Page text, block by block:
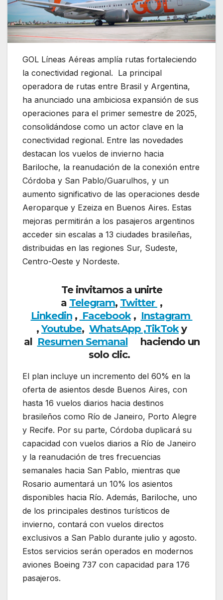
GOL Líneas Aéreas amplía rutas fortaleciendo
la conectividad regional. La principal
operadora de rutas entre Brasil y Argentina,
ha anunciado una ambiciosa expansión de sus
operaciones para el primer semestre de 2025,
consolidándose como un actor clave en la
conectividad regional. Entre las novedades
destacan los vuelos de invierno hacia
Bariloche, la reanudación de la conexión entre
Córdoba y San Pablo/Guarulhos, y un
aumento significativo de las operaciones desde
Aeroparque y Ezeiza en Buenos Aires. Estas
mejoras permitirán a los pasajeros argentinos
acceder sin escalas a 13 ciudades brasileñas,
distribuidas en las regiones Sur, Sudeste,
Centro-Oeste y Nordeste.
Te invitamos a unirte
a Telegram, Twitter ,
Linkedin, Facebook, Instagram
,Youtube, WhatsApp ,TikToky
al Resumen Semanalhaciendo un
solo clic.
El plan incluye un incremento del 60% en la
oferta de asientos desde Buenos Aires, con
hasta 16 vuelos diarios hacia destinos
brasileños como Río de Janeiro, Porto Alegre
y Recife. Por su parte, Córdoba duplicará su
capacidad con vuelos diarios a Río de Janeiro
y la reanudación de tres frecuencias
semanales hacia San Pablo, mientras que
Rosario aumentará un 10% los asientos
disponibles hacia Río. Además, Bariloche, uno
de los principales destinos turísticos de
invierno, contará con vuelos directos
exclusivos a San Pablo durante julio y agosto.
Estos servicios serán operados en modernos
aviones Boeing 737 con capacidad para 176
pasajeros.